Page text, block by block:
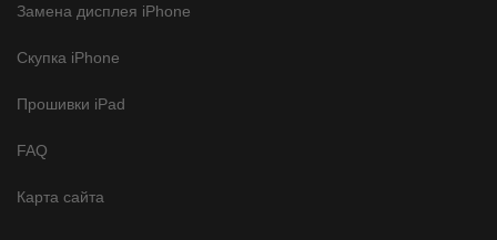
Замена дисплея iPhone
Скупка iPhone
Прошивки iPad
FAQ
Карта сайта